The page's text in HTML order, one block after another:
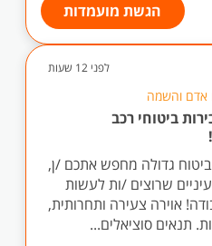
הגשת מועמדות
לפני 12 שעות
מכירות ביטוחי רכב
גדולה מחפש אתכם /ן,
שרוצים /ות לעשות
אוירה צעירה ותחרותית,
תנאים סוציאלים...